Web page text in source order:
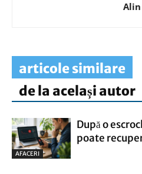
Alin
articole similare
de la același autor
AFACERI
După o
poate